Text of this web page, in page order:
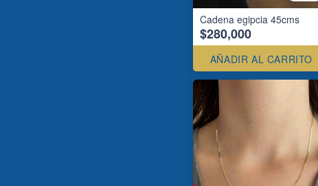
Cadena egipcia 45cms
$280,000
AÑADIR AL CARRITO